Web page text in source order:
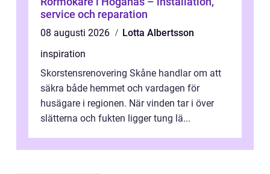
service och reparation
08 augusti 2026
Lotta Albertsson
inspiration
Skorstensrenovering Skåne handlar om att
säkra både hemmet och vardagen för
husägare i regionen. När vinden tar i över
slätterna och fukten ligger tung lä...